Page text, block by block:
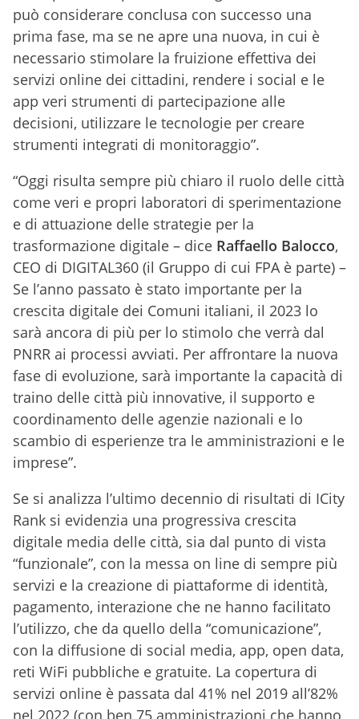
può considerare conclusa con successo una
prima fase, ma se ne apre una nuova, in cui è
necessario stimolare la fruizione effettiva dei
servizi online dei cittadini, rendere i social e le
app veri strumenti di partecipazione alle
decisioni, utilizzare le tecnologie per creare
strumenti integrati di monitoraggio”.
“Oggi risulta sempre più chiaro il ruolo delle città
come veri e propri laboratori di sperimentazione
e di attuazione delle strategie per la
trasformazione digitale – dice Raffaello Balocco,
CEO di DIGITAL360 (il Gruppo di cui FPA è parte) –
Se l’anno passato è stato importante per la
crescita digitale dei Comuni italiani, il 2023 lo
sarà ancora di più per lo stimolo che verrà dal
PNRR ai processi avviati. Per affrontare la nuova
fase di evoluzione, sarà importante la capacità di
traino delle città più innovative, il supporto e
coordinamento delle agenzie nazionali e lo
scambio di esperienze tra le amministrazioni e le
imprese”.
Se si analizza l’ultimo decennio di risultati di ICity
Rank si evidenzia una progressiva crescita
digitale media delle città, sia dal punto di vista
“funzionale”, con la messa on line di sempre più
servizi e la creazione di piattaforme di identità,
pagamento, interazione che ne hanno facilitato
l’utilizzo, che da quello della “comunicazione”,
con la diffusione di social media, app, open data,
reti WiFi pubbliche e gratuite. La copertura di
servizi online è passata dal 41% nel 2019 all’82%